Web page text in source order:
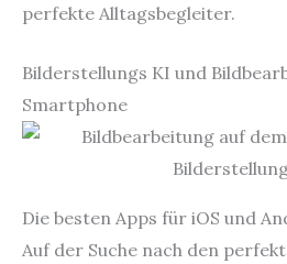
perfekte Alltagsbegleiter.
Bilderstellungs KI und
Smartphone
Die besten Apps für iOS und
Auf der Suche nach den